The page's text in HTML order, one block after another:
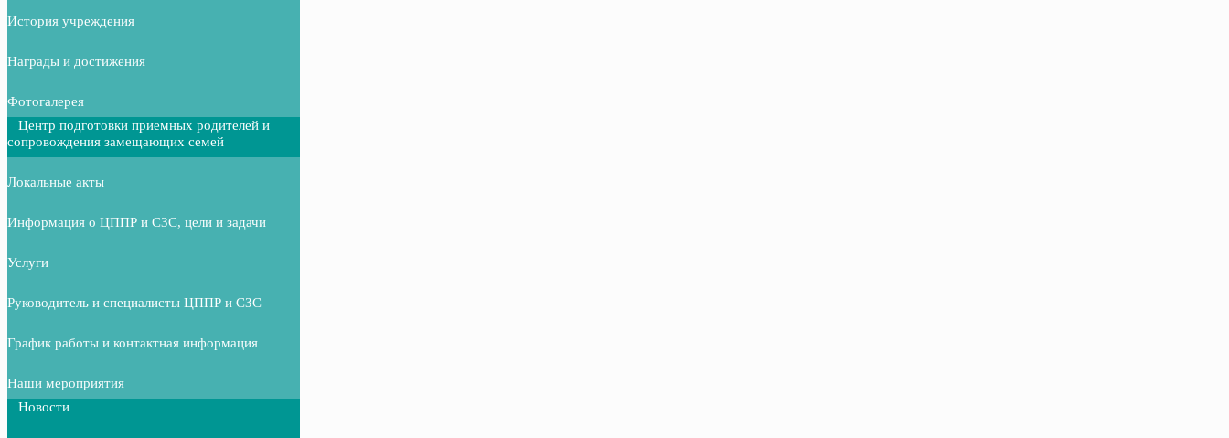
История учреждения
Награды и достижения
Фотогалерея
Центр подготовки приемных родителей и
сопровождения замещающих семей
Локальные акты
Информация о ЦППР и СЗС, цели и задачи
Услуги
Руководитель и специалисты ЦППР и СЗС
График работы и контактная информация
Наши мероприятия
Новости